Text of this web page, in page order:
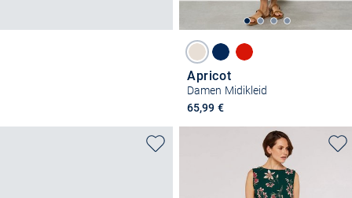
Apricot
Damen Midikleid
65,99 €